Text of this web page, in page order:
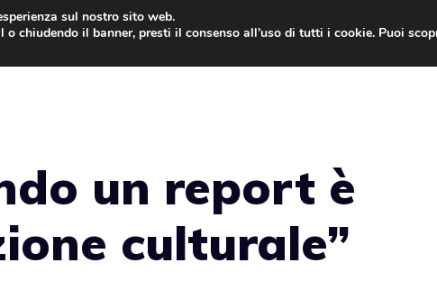
un report è
culturale”
sul nostro sito web.
chiudendo il banner, presti il consenso all’uso di tutti i cookie. Puoi